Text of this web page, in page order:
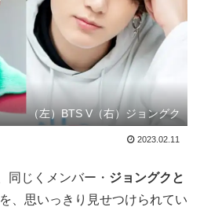
（左）BTS V（右）ジョングク
2023.02.11
同じくメンバー・ ジョングクと
を、思いっきり見せつけられてい